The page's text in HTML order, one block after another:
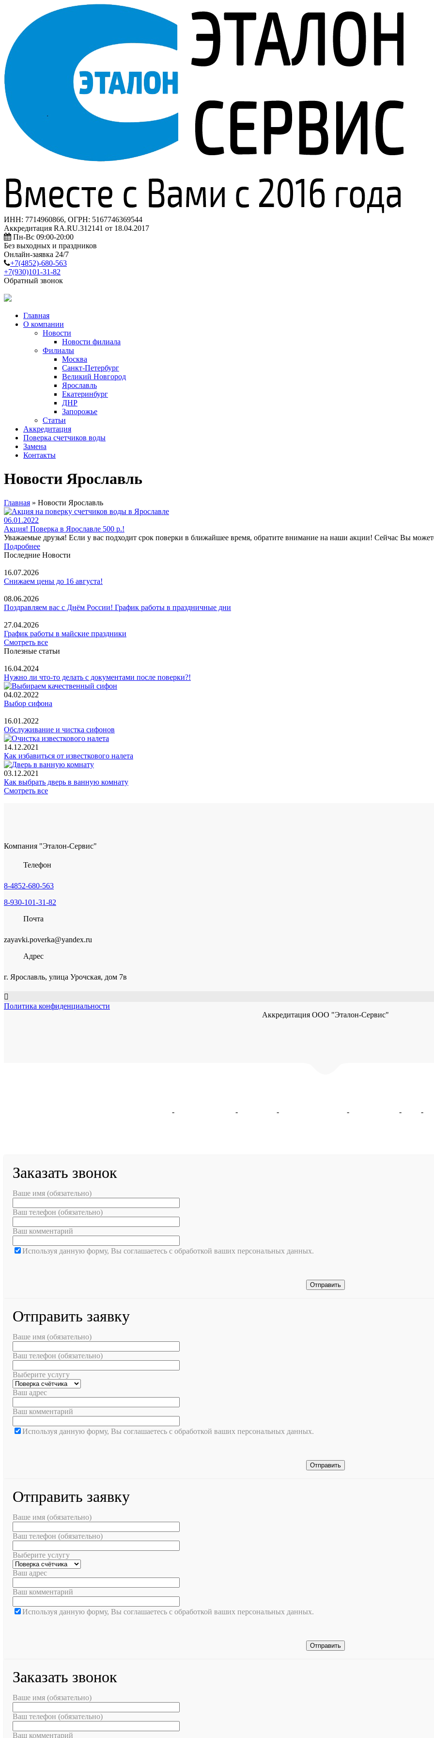
ИНН: 7714960866, ОГРН: 5167746369544
Аккредитация RA.RU.312141 от 18.04.2017
Пн-Вс 09:00-20:00
Без выходных и праздников
Онлайн-заявка 24/7
+7(4852)-680-563
+7(930)101-31-82
Обратный звонок
Главная
О компании
Новости
Новости филиала
Филиалы
Москва
Санкт-Петербург
Великий Новгород
Ярославль
Екатеринбург
ДНР
Запорожье
Статьи
Аккредитация
Поверка счетчиков воды
Замена
Контакты
Новости Ярославль
Главная » Новости Ярославль
06.01.2022
Акция! Поверка в Ярославле 500 р.!
Уважаемые друзья! Если у вас подходит срок поверки в ближайшее время, обратите внимание на наши акции! Сейчас Вы можете
Подробнее
Последние Новости
16.07.2026
Снижаем цены до 16 августа!
08.06.2026
Поздравляем вас с Днём России! График работы в праздничные дни
27.04.2026
График работы в майские праздники
Смотреть все
Полезные статьи
16.04.2024
Нужно ли что-то делать с документами после поверки?!
04.02.2022
Выбор сифона
16.01.2022
Обслуживание и чистка сифонов
14.12.2021
Как избавиться от известкового налета
03.12.2021
Как выбрать дверь в ванную комнату
Смотреть все
Компания "Эталон-Сервис"
Телефон
8-4852-680-563
8-930-101-31-82
Почта
zayavki.poverka@yandex.ru
Адрес
г. Ярославль, улица Урочская, дом 7в
Политика конфиденциальности
Аккредитация ООО "Эталон-Сервис"
- - - - - -
Заказать звонок
Ваше имя (обязательно)
Ваш телефон (обязательно)
Ваш комментарий
Используя данную форму, Вы соглашаетесь с обработкой ваших персональных данных.
Отправить заявку
Ваше имя (обязательно)
Ваш телефон (обязательно)
Выберите услугу
Ваш адрес
Ваш комментарий
Используя данную форму, Вы соглашаетесь с обработкой ваших персональных данных.
Отправить заявку
Ваше имя (обязательно)
Ваш телефон (обязательно)
Выберите услугу
Ваш адрес
Ваш комментарий
Используя данную форму, Вы соглашаетесь с обработкой ваших персональных данных.
Заказать звонок
Ваше имя (обязательно)
Ваш телефон (обязательно)
Ваш комментарий